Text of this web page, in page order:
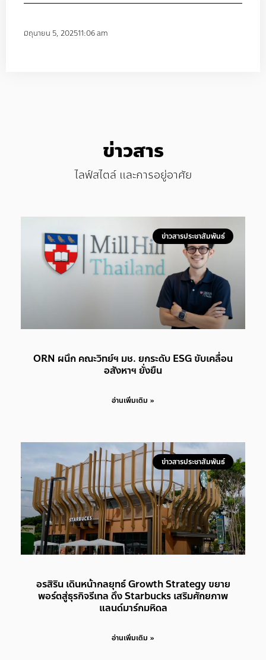
มิถุนายน 5, 202511:06 am
ข่าวสาร
ไลฟ์สไตล์ และการอยู่อาศัย
ข่าวสารประชาสัมพันธ์
ORN ผนึก คณะวิทย์ฯ มช. ยกระดับ ESG ขับเคลื่อน
อสังหาฯ ยั่งยืน
อ่านเพิ่มเติม »
ข่าวสารประชาสัมพันธ์
อรสิริน เดินหน้ากลยุทธ์ Growth Strategy ขยาย
พอร์ตสู่ธุรกิจรีเทล ดึง Starbucks เสริมศักยภาพ
แลนด์มาร์กมหิดล
อ่านเพิ่มเติม »